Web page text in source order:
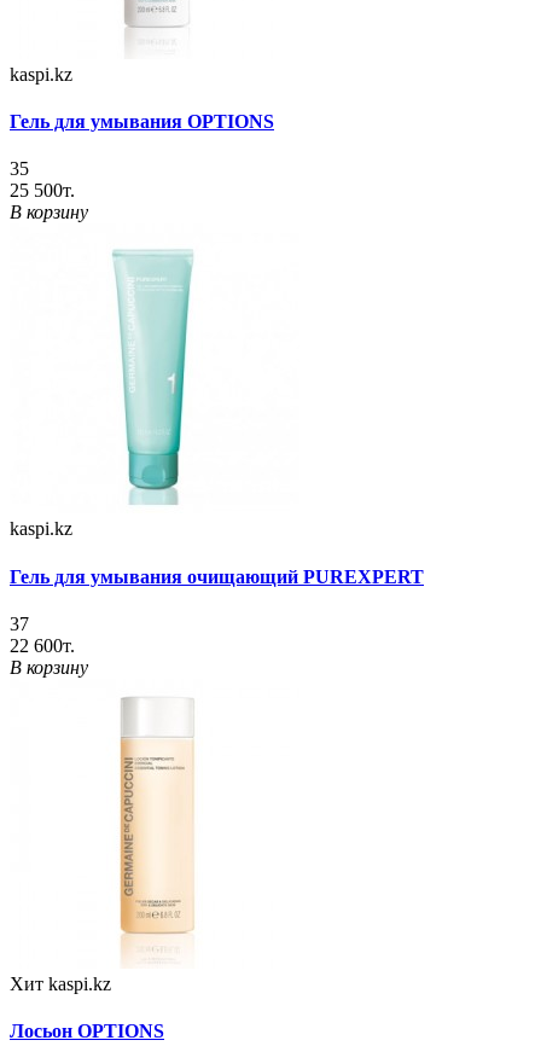
kaspi.kz
Гель для умывания OPTIONS
35
25 500т.
В корзину
kaspi.kz
Гель для умывания очищающий PUREXPERT
37
22 600т.
В корзину
Хит kaspi.kz
Лосьон OPTIONS